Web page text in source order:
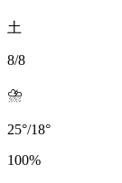
土
8/8
⛈️
25°/18°
100%